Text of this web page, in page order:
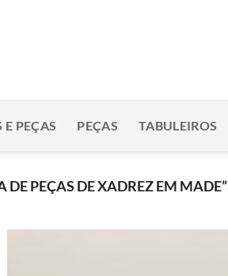
PEÇAS PEÇAS TABULEIROS
PEÇAS DE XADREZ EM MADE”